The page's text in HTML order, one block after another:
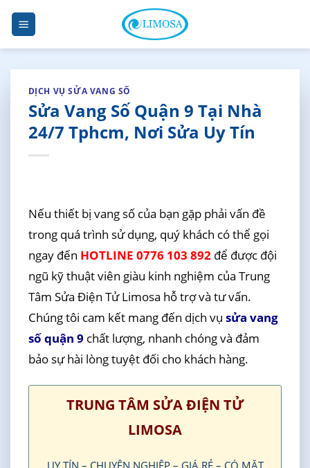
Skip
content
DỊCH VỤ SỬA VANG SỐ
Sửa Vang Số Quận 9 Tại Nhà
24/7 Tphcm, Nơi Sửa Uy Tín
Nếu thiết bị vang số của bạn gặp phải vấn đề
trong quá trình sử dụng, quý khách có thể gọi
ngay đến HOTLINE 0776 103 892để được đội
ngũ kỹ thuật viên giàu kinh nghiệm của Trung
Tâm Sửa Điện Tử Limosa hỗ trợ và tư vấn.
Chúng tôi cam kết mang đến dịch vụ sửa vang
số quận 9 chất lượng, nhanh chóng và đảm
bảo sự hài lòng tuyệt đối cho khách hàng.
TRUNG TÂM SỬA ĐIỆN TỬ
LIMOSA